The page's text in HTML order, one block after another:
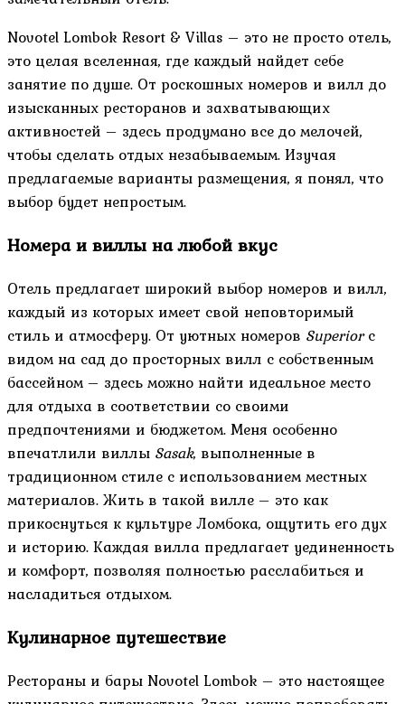
Novotel Lombok Resort & Villas – это не просто отель,
это целая вселенная, где каждый найдет себе
занятие по душе. От роскошных номеров и вилл до
изысканных ресторанов и захватывающих
активностей – здесь продумано все до мелочей,
чтобы сделать отдых незабываемым. Изучая
предлагаемые варианты размещения, я понял, что
выбор будет непростым.
Номера и виллы на любой вкус
Отель предлагает широкий выбор номеров и вилл,
каждый из которых имеет свой неповторимый
стиль и атмосферу. От уютных номеров Superiorс
видом на сад до просторных вилл с собственным
бассейном – здесь можно найти идеальное место
для отдыха в соответствии со своими
предпочтениями и бюджетом. Меня особенно
впечатлили виллы Sasak, выполненные в
традиционном стиле с использованием местных
материалов. Жить в такой вилле – это как
прикоснуться к культуре Ломбока, ощутить его дух
и историю. Каждая вилла предлагает уединенность
и комфорт, позволяя полностью расслабиться и
насладиться отдыхом.
Кулинарное путешествие
Рестораны и бары Novotel Lombok – это настоящее